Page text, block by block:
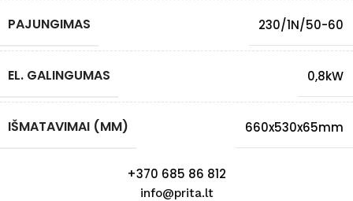
PAJUNGIMAS 230/1N/50-60
EL. GALINGUMAS 0,8kW
IŠMATAVIMAI (MM) 660x530x65mm
+370 685 86 812
info@prita.lt